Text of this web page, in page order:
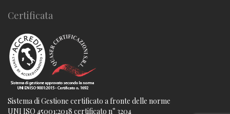
Certificata
Sistema di Gestione certificato a fronte delle norme
UNI ISO 45001:2018 certificato n° 3204